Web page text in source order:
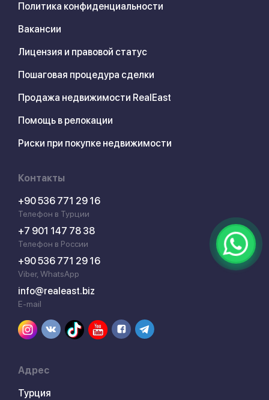
Политика конфиденциальности
Вакансии
Лицензия и правовой статус
Пошаговая процедура сделки
Продажа недвижимости RealEast
Помощь в релокации
Риски при покупке недвижимости
Контакты
+90 536 771 29 16
Телефон в Турции
+7 901 147 78 38
Телефон в России
+90 536 771 29 16
Viber, WhatsApp
info@realeast.biz
E-mail
Адрес
Турция